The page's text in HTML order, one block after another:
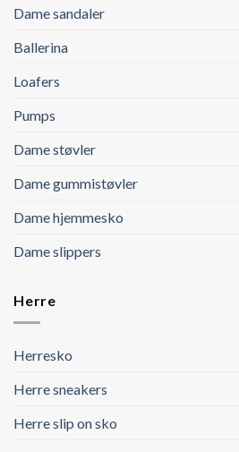
Dame sandaler
Ballerina
Loafers
Pumps
Dame støvler
Dame gummistøvler
Dame hjemmesko
Dame slippers
Herre
Herresko
Herre sneakers
Herre slip on sko